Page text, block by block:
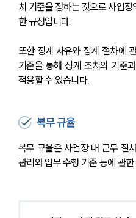
치 기준을 정하는 것으로 사업
한 규정입니다.
또한 징계 사유와 징계 절차에
기준을 통해 징계 조치의 기준
적용할 수 있습니다.
복무 규율
복무 규율은 사업장 내 근무 질
관리와 업무 수행 기준 등에 관